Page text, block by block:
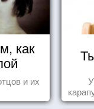
как
и их